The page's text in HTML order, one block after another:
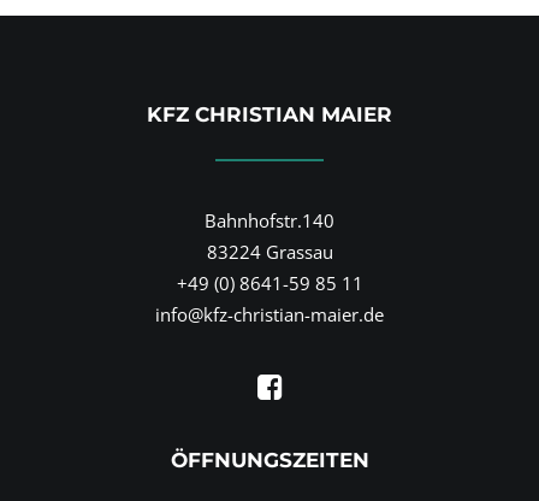
KFZ CHRISTIAN MAIER
Bahnhofstr.140
83224 Grassau
+49 (0) 8641-59 85 11
info@kfz-christian-maier.de
ÖFFNUNGSZEITEN